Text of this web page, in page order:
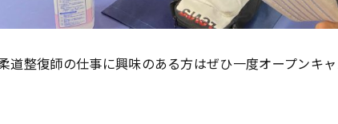
道整復師の仕事に興味のある方はぜひ一度オープンキ
専門学校
専門学校
専門学校
専門学校